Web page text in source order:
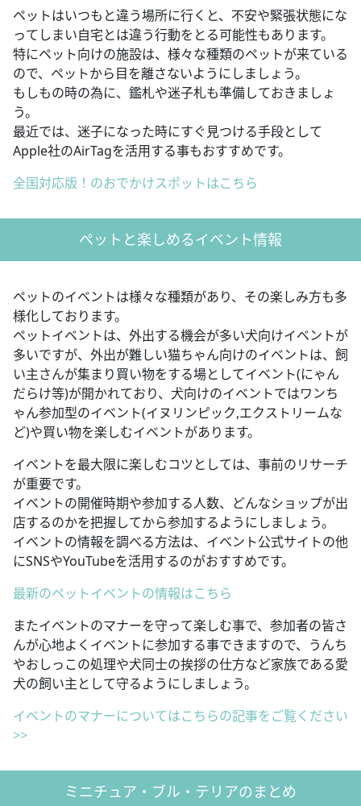
ペットはいつもと違う場所に行くと、不安や緊張状態にな
ってしまい自宅とは違う行動をとる可能性もあります。
特にペット向けの施設は、様々な種類のペットが来ている
ので、ペットから目を離さないようにしましょう。
もしもの時の為に、鑑札や迷子札も準備しておきましょ
う。
最近では、迷子になった時にすぐ見つける手段として
Apple社のAirTagを活用する事もおすすめです。
全国対応版！のおでかけスポットはこちら
ペットと楽しめるイベント情報
ペットのイベントは様々な種類があり、その楽しみ方も多
様化しております。
ペットイベントは、外出する機会が多い犬向けイベントが
多いですが、外出が難しい猫ちゃん向けのイベントは、飼
い主さんが集まり買い物をする場としてイベント(にゃん
だらけ等)が開かれており、犬向けのイベントではワンち
ゃん参加型のイベント(イヌリンピック,エクストリームな
ど)や買い物を楽しむイベントがあります。
イベントを最大限に楽しむコツとしては、事前のリサーチ
が重要です。
イベントの開催時期や参加する人数、どんなショップが出
店するのかを把握してから参加するようにしましょう。
イベントの情報を調べる方法は、イベント公式サイトの他
にSNSやYouTubeを活用するのがおすすめです。
最新のペットイベントの情報はこちら
またイベントのマナーを守って楽しむ事で、参加者の皆さ
んが心地よくイベントに参加する事できますので、うんち
やおしっこの処理や犬同士の挨拶の仕方など家族である愛
犬の飼い主として守るようにしましょう。
イベントのマナーについてはこちらの記事をご覧ください
>>
ミニチュア・ブル・テリアのまとめ